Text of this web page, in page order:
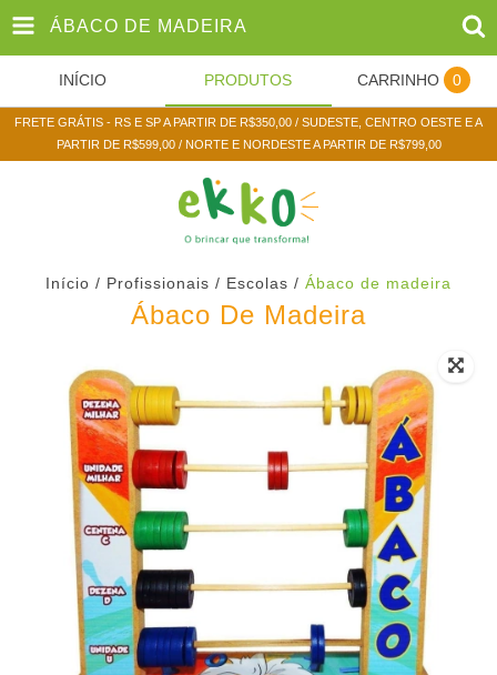
ÁBACO DE MADEIRA
INÍCIO PRODUTOS CARRINHO 0
FRETE GRÁTIS - RS E SP A PARTIR DE R$350,00 / SUDESTE, CENTRO OESTE E A
PARTIR DE R$599,00 / NORTE E NORDESTE A PARTIR DE R$799,00
Início / Profissionais / Escolas / Ábaco de madeira
Ábaco De Madeira